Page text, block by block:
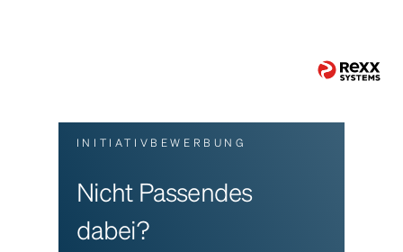
INITIATIVBEWERBUNG
Nicht Passendes
dabei?